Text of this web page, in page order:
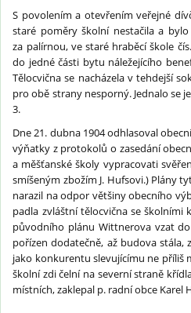
S povolením a otevřením veřejné
staré poměry školní nestačila a
za palírnou, ve staré hraběcí škole
do jedné části bytu náležejícího
Tělocvična se nacházela v tehdejší
pro obě strany nesporný. Jednalo
3.
Dne 21. dubna 1904 odhlasoval
výňatky z protokolů o zasedání
a měšťanské školy vypracovati
smíšeným zbožím J. Hufsovi.) Plány
narazil na odpor většiny obecního
padla zvláštní tělocvična se
původního plánu Wittnerova vzat
pořízen dodatečně, až budova
jako konkurentu slevujícímu ne příliš
školní zdi čelní na severní straně
místních, zaklepal p. radní obce Karel